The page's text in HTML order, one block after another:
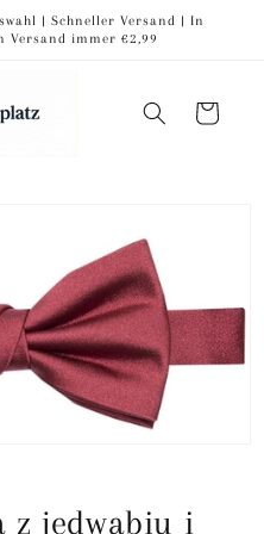
| Schneller Versand | In
Versand immer €2,99
Koszyk
z jedwabiu i